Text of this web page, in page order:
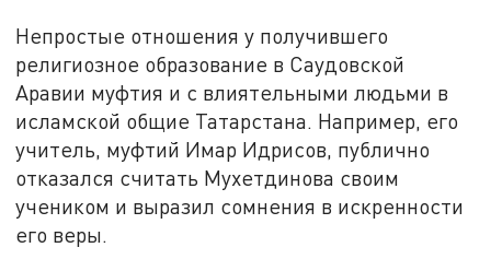
Непростые отношения у получившего
религиозное образование в Саудовской
Аравии муфтия и с влиятельными людьми в
исламской общие Татарстана. Например, его
учитель, муфтий Имар Идрисов, публично
отказался считать Мухетдинова своим
учеником и выразил сомнения в искренности
его веры.